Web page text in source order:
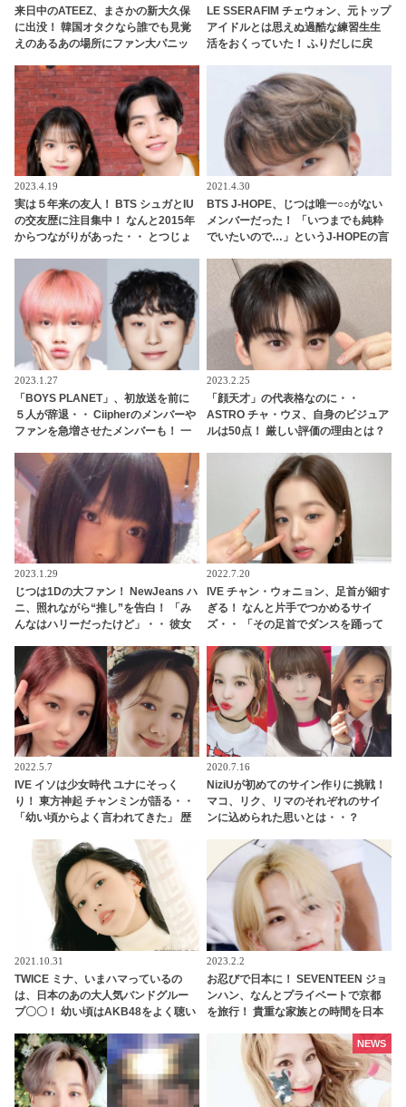
来日中のATEEZ、まさかの新大久保
に出没！ 韓国オタクなら誰でも見覚
えのあるあの場所にファン大パニッ
LE SSERAFIM チェウォン、元トップ
アイドルとは思えぬ過酷な練習生生
活をおくっていた！ ふりだしに戻
「ずいぶん苦労したんだね」
2023.4.19
実は５年来の友人！ BTS シュガとIU
の交友歴に注目集中！ なんと2015年
からつながりがあった・・ とつじょ
＆ リラックスした様子で話す彼らの
姿にほっこり
2021.4.30
BTS J-HOPE、じつは唯一○○がない
メンバーだった！ 「いつまでも純粋
でいたいので…」というJ-HOPEの言
ンバー総反撃・・ 予想だにしない展
開を迎えたかわいすぎるやりとりに
ファン爆笑
2023.1.27
「BOYS PLANET」、初放送を前に
５人が辞退・・ Ciipherのメンバーや
ファンを急増させたメンバーも！ 一
2023.2.25
「顔天才」の代表格なのに・・
ASTRO チャ・ウヌ、自身のビジュア
ルは50点！ 厳しい評価の理由とは？
成熟した価値観を告白
2023.1.29
じつは1Dの大ファン！ NewJeans ハ
ニ、照れながら“推し”を告白！ 「み
んなはハリーだったけど」・・ 彼女
2022.7.20
IVE チャン・ウォニョン、足首が細す
ぎる！ なんと片手でつかめるサイ
ズ・・ 「その足首でダンスを踊って
2022.5.7
IVE イソは少女時代 ユナにそっく
り！ 東方神起 チャンミンが語る・・
「幼い頃からよく言われてきた」 歴
2020.7.16
NiziUが初めてのサイン作りに挑戦！
マコ、リク、リマのそれぞれのサイ
ンに込められた思いとは・・？
イン作りがスタート
2021.10.31
TWICE ミナ、いまハマっているの
は、日本のあの大人気バンドグルー
プ〇〇！ 幼い頃はAKB48をよく聴い
明らかに
2023.2.2
お忍びで日本に！ SEVENTEEN ジョ
ンハン、なんとプライベートで京都
を旅行！ 貴重な家族との時間を日本
ァン大喜び
NEWS